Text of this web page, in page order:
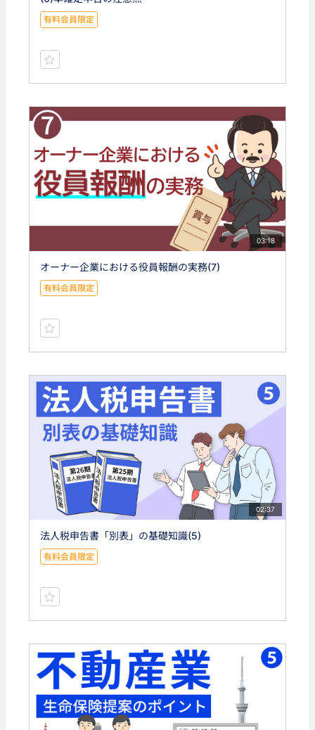
有料会員限定
03:18
オーナー企業における役員報酬の実務(7)
有料会員限定
02:37
法人税申告書「別表」の基礎知識(5)
有料会員限定